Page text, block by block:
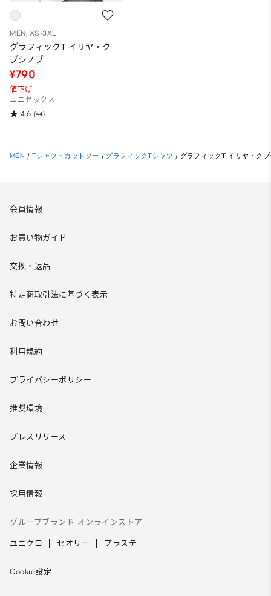
MEN, XS-3XL
グラフィックT イリヤ・ク
ブシノブ
¥790
値下げ
ユニセックス
4.6 (44)
MEN / Tシャツ・カットソー / グラフィックTシャツ / グラフィックT イリヤ・ク
会員情報
お買い物ガイド
交換・返品
特定商取引法に基づく表示
お問い合わせ
利用規約
プライバシーポリシー
推奨環境
プレスリリース
企業情報
採用情報
グループブランド オンラインストア
ユニクロ セオリー プラステ
Cookie設定